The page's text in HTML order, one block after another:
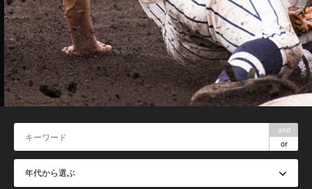
and
or